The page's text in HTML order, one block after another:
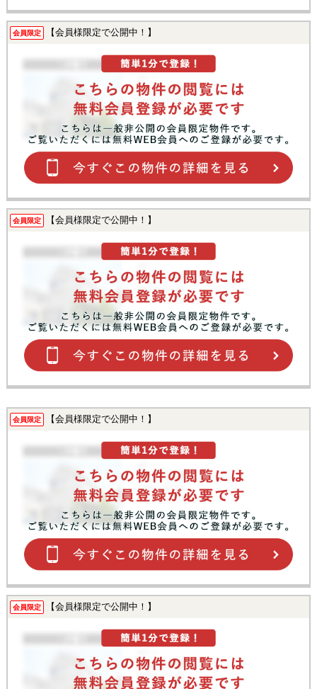
会員限定 【会員様限定で公開中！】
会員限定 【会員様限定で公開中！】
会員限定 【会員様限定で公開中！】
会員限定 【会員様限定で公開中！】